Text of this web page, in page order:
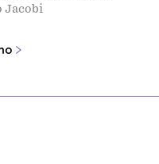
Jacobi